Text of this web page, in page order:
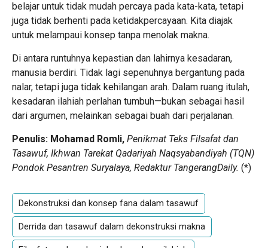
belajar untuk tidak mudah percaya pada kata-kata, tetapi
juga tidak berhenti pada ketidakpercayaan. Kita diajak
untuk melampaui konsep tanpa menolak makna.
Di antara runtuhnya kepastian dan lahirnya kesadaran,
manusia berdiri. Tidak lagi sepenuhnya bergantung pada
nalar, tetapi juga tidak kehilangan arah. Dalam ruang itulah,
kesadaran ilahiah perlahan tumbuh—bukan sebagai hasil
dari argumen, melainkan sebagai buah dari perjalanan.
Penulis: Mohamad Romli, Penikmat Teks Filsafat dan
Tasawuf, Ikhwan Tarekat Qadariyah Naqsyabandiyah (TQN)
Pondok Pesantren Suryalaya, Redaktur TangerangDaily. (*)
Dekonstruksi dan konsep fana dalam tasawuf
Derrida dan tasawuf dalam dekonstruksi makna